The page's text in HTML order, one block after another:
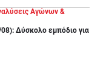
Αγώνων &
Δύσκολο εμπόδιο για